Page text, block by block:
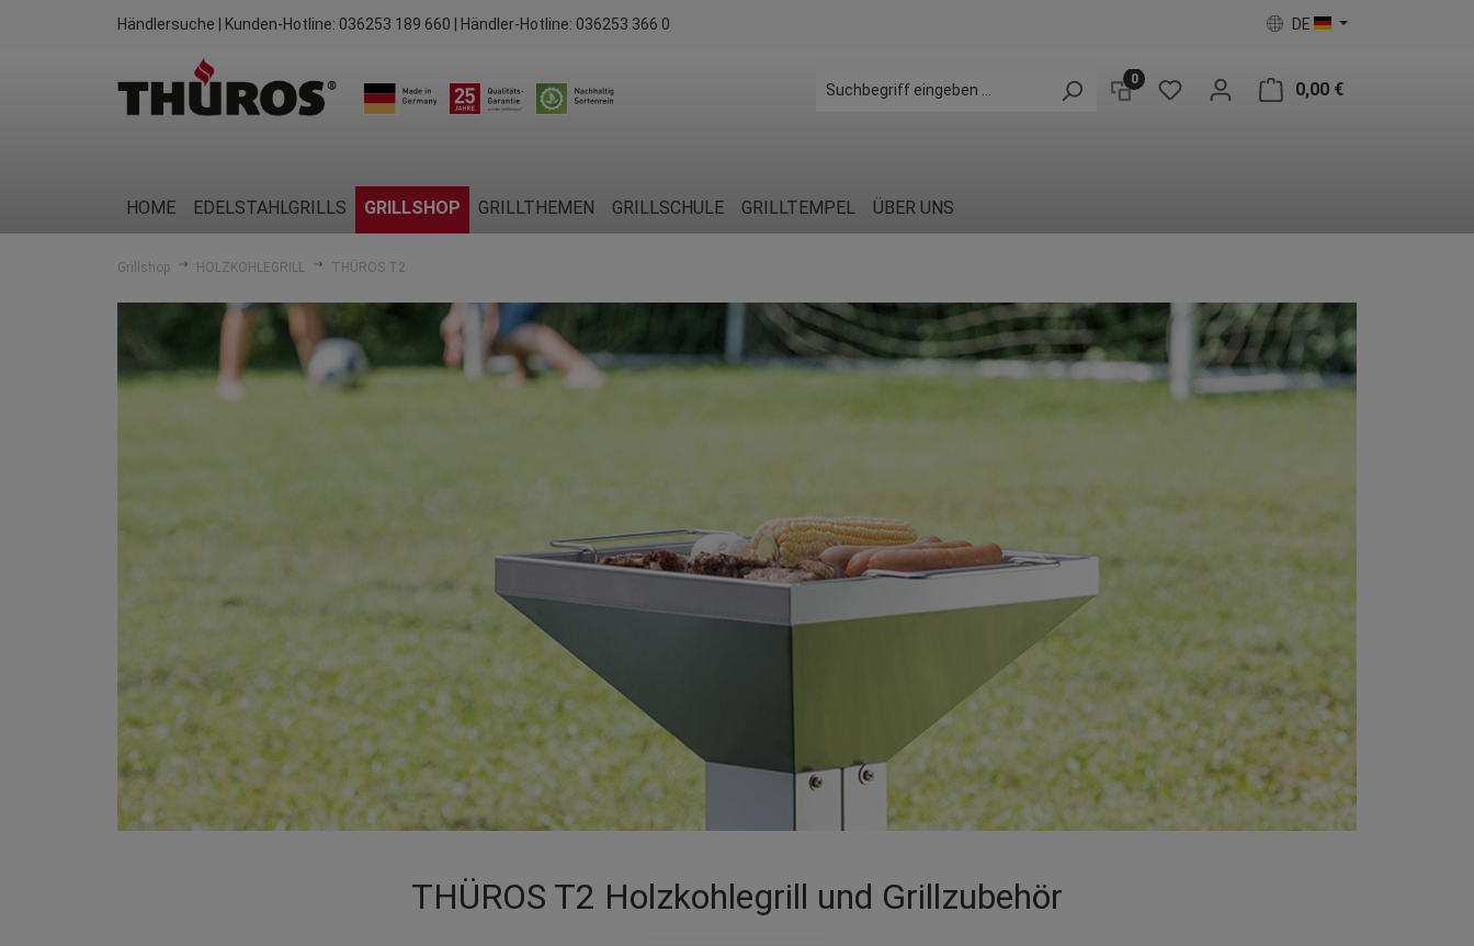
Händlersuche | Kunden-Hotline: 036253 189 660 | Händler-Hotline: 036253 366 0 DE
0 0,00 €
HOME EDELSTAHLGRILLS GRILLSHOP GRILLTHEMEN GRILLSCHULE GRILLTEMPEL ÜBER UNS
Grillshop HOLZKOHLEGRILL THÜROS T2
THÜROS T2 Holzkohlegrill und Grillzubehör